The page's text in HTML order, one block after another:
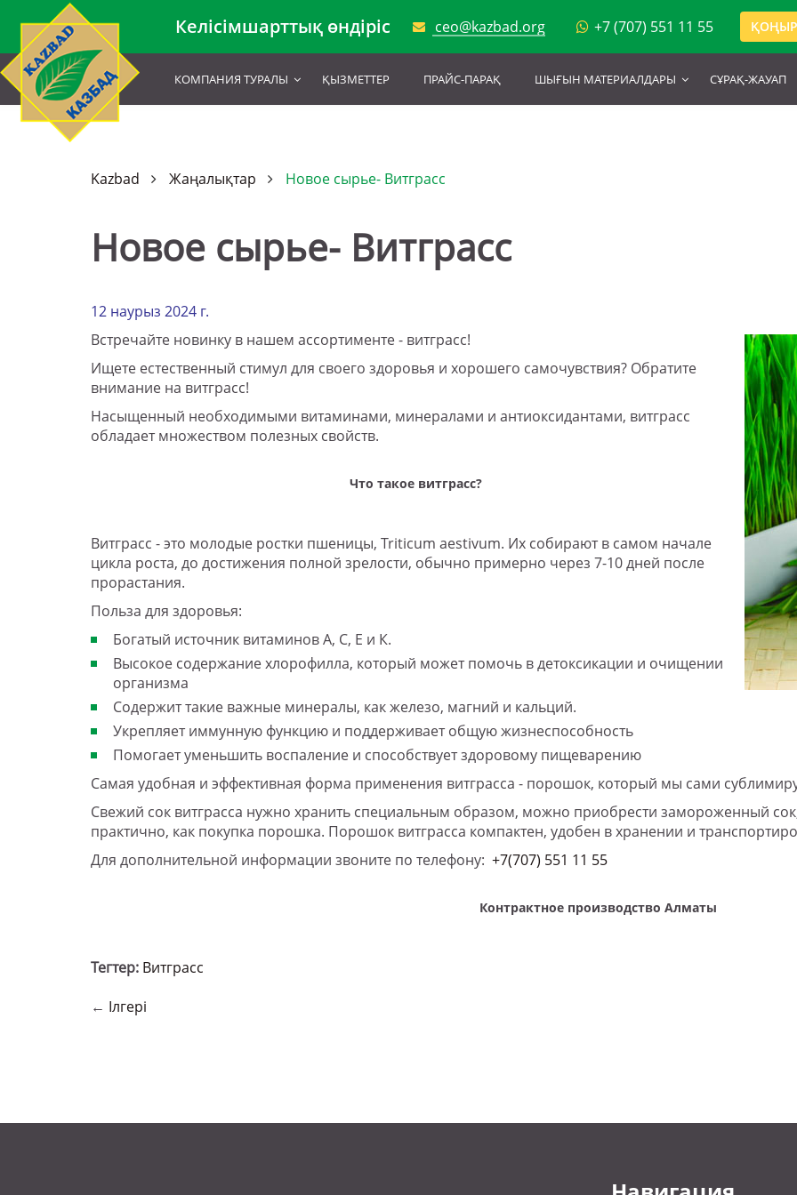
Келісімшарттық өндіріс ceo@kazbad.org +7 (707) 551 11 55
КОМПАНИЯ ТУРАЛЫ ҚЫЗМЕТТЕР ПРАЙС-ПАРАҚ ШЫҒЫН МАТЕРИАЛДАРЫ СҰРАҚ-ЖАУАП
Kazbad Жаңалықтар Новое сырье- Витграсс
Новое сырье- Витграсс
12 наурыз 2024 г.
Встречайте новинку в нашем ассортименте - витграсс!
Ищете естественный стимул для своего здоровья и хорошего самочувствия? Обратите
внимание на витграсс!
Насыщенный необходимыми витаминами, минералами и антиоксидантами, витграсс
обладает множеством полезных свойств.
Что такое витграсс?
Витграсс - это молодые ростки пшеницы, Triticum aestivum. Их собирают в самом начале
цикла роста, до достижения полной зрелости, обычно примерно через 7-10 дней после
прорастания.
Польза для здоровья:
Богатый источник витаминов А, С, Е и К.
Высокое содержание хлорофилла, который может помочь в детоксикации и очищении
организма
Содержит такие важные минералы, как железо, магний и кальций.
Укрепляет иммунную функцию и поддерживает общую жизнеспособность
Помогает уменьшить воспаление и способствует здоровому пищеварению
Самая удобная и эффективная форма применения витграсса - порошок, который мы сами
Свежий сок витграсса нужно хранить специальным образом, можно приобрести замороженный
практично, как покупка порошка. Порошок витграсса компактен, удобен в хранении и
Для дополнительной информации звоните по телефону: +7(707) 551 11 55
Контрактное производство Алматы
Тегтер: Витграсс
← Ілгері